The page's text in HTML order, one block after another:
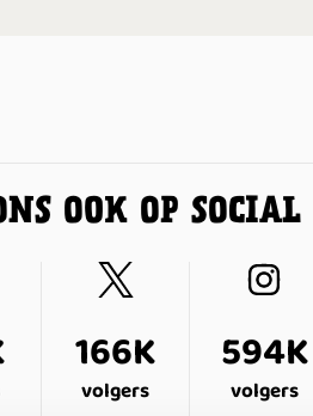
OOK OP SOCIAL
166K
volgers
594K
volgers